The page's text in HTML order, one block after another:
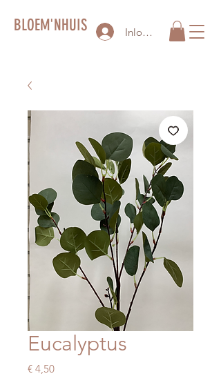
BLOEM'NHUIS Inloggen
Eucalyptus
€ 4,50Prijs